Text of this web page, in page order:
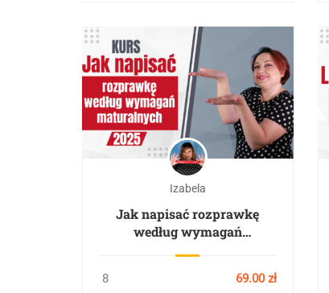
Izabela
Jak napisać rozprawkę
według wymagań
8 69.00 zł